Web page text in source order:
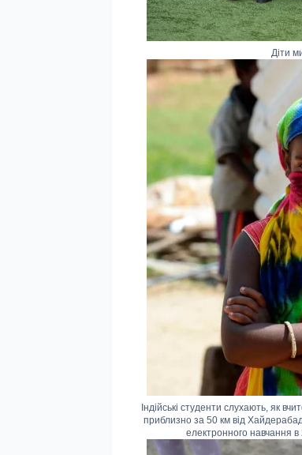
Діти
Індійські студенти слухають, як
приблизно за 50 км від
електронного навчання в